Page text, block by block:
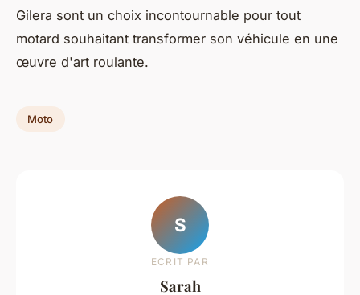
Gilera sont un choix incontournable pour tout
motard souhaitant transformer son véhicule en une
œuvre d'art roulante.
Moto
S
ECRIT PAR
Sarah